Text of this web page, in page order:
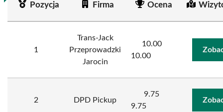
Pozycja Firma Ocena
1
Trans-Jack
Przeprowadzki
Jarocin
10.00
10.00
2 DPD Pickup
9.75
9.75